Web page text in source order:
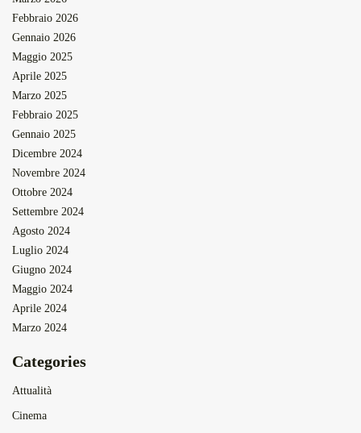
Febbraio 2026
Gennaio 2026
Maggio 2025
Aprile 2025
Marzo 2025
Febbraio 2025
Gennaio 2025
Dicembre 2024
Novembre 2024
Ottobre 2024
Settembre 2024
Agosto 2024
Luglio 2024
Giugno 2024
Maggio 2024
Aprile 2024
Marzo 2024
Categories
Attualità
Cinema